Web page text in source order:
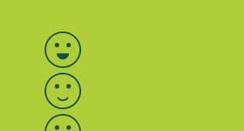
Bewertung auswählen